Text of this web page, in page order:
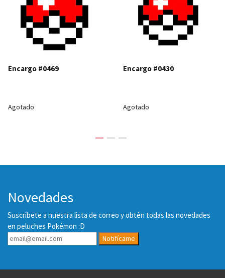
Encargo #0469
Agotado
Encargo #0430
Agotado
Novedades
Suscríbete a nuestra lista de correo y obtén todas las novedades
en peluches Pokémon :D
Notifícame